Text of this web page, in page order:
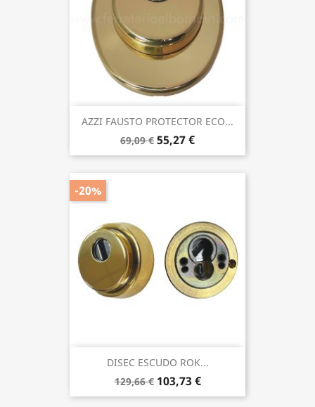
AZZI FAUSTO PROTECTOR ECO...
69,09 € 55,27 €
DISEC ESCUDO ROK...
129,66 € 103,73 €
-20%